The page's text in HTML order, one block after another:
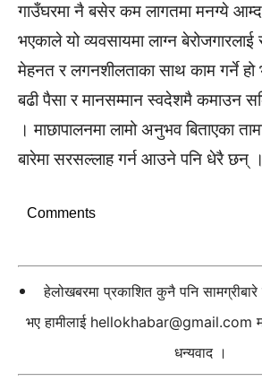
गाउँघरमा नै बसेर कम लागतमा मनग्ये
भएकाले यो व्यवसायमा लाग्न
मेहनत र लगनशीलताका साथ काम गर्ने हो
बढी पैसा र मानसम्मान स्वदेशमै कमाउन
। माछापालनमा लामो अनुभव बिताएका
बारेमा सरसल्लाह गर्न आउने पनि धेरै छन् ।
Comments
हेलोखबरमा प्रकाशित कुनै पनि
भए हामीलाई hellokhabar@gmail.com
धन्यवाद ।